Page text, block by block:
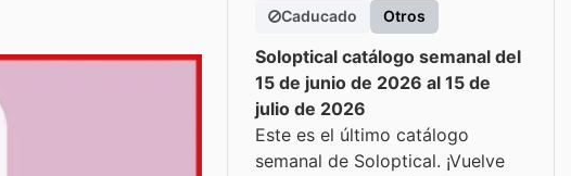
Caducado Otros
Soloptical catálogo semanal del
15 de junio de 2026 al 15 de
julio de 2026
Este es el último catálogo
semanal de Soloptical. ¡Vuelve